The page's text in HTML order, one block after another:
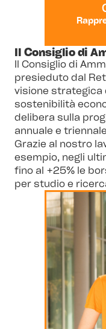
Il Consiglio di
Il Consiglio di
presieduto dal
visione strategica
sostenibilità
delibera sulla
annuale e
Grazie al nostro
esempio, negli
fino al +25% le
per studio e